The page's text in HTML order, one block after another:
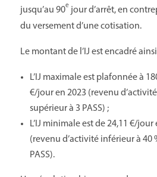
jusqu’au 90e jour d’arrêt, en
du versement d’une cotisation.
Le montant de l’IJ est encadré
L’IJ maximale est plafonnée à
€/jour en 2023 (revenu d’activité
supérieur à 3 PASS) ;
L’IJ minimale est de 24,11 €/jour
(revenu d’activité inférieur à 40
PASS).